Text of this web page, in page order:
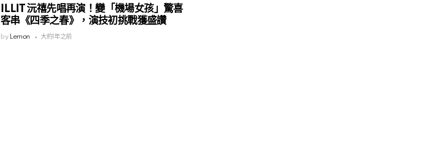
ILLIT 沅禧先唱再演！變「機場女孩」驚喜
客串《四季之春》，演技初挑戰獲盛讚
by Lemon 大約1年之前